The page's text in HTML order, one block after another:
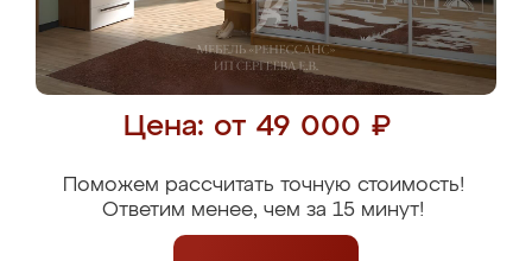
Цена: от 49 000 ₽
Поможем рассчитать точную стоимость!
Ответим менее, чем за 15 минут!